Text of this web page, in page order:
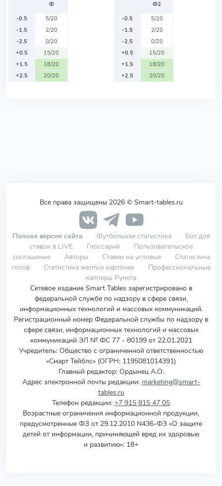
Ф
-0.5
5/20
-1.5
2/20
-2.5
0/20
+0.5
15/20
+1.5
18/20
+2.5
20/20
Ф2
-0.5
5/20
-1.5
2/20
-2.5
0/20
+0.5
15/20
+1.5
18/20
+2.5
20/20
Все права защищены 2026 © Smart-tables.ru
Полная версия сайта Футбольная статистика
Бот для
ставок в LIVE
Глоссарий
Пользовательское
соглашение
Авторы Ставки на угловые
Статистика
голов
Статистика желтых карточек
Профессиональные
капперы Рунета
Сетевое издание Smart Tables зарегистрировано в
федеральной службе по надзору в сфере связи,
информационных технологий и массовых коммуникаций.
Регистрационный номер Федеральной службы по надзору в
сфере связи, информационных технологий и массовых
коммуникаций ЭЛ № ФС 77 - 80199 от 22.01.2021
Учредитель: Общество с ограниченной ответственностью
«Смарт Тейблс» (ОГРН: 1195081014391)
Главный редактор: Ордынец А.О.
Адрес электронной почты редакции: marketing@smart-
tables.ru
Телефон редакции: +7 915 815 47 05
Возрастные ограничения информационной продукции,
предусмотренные ФЗ от 29.12.2010 N436-ФЗ «О защите
детей от информации, причиняющей вред их здоровью
и развитию»: 18+